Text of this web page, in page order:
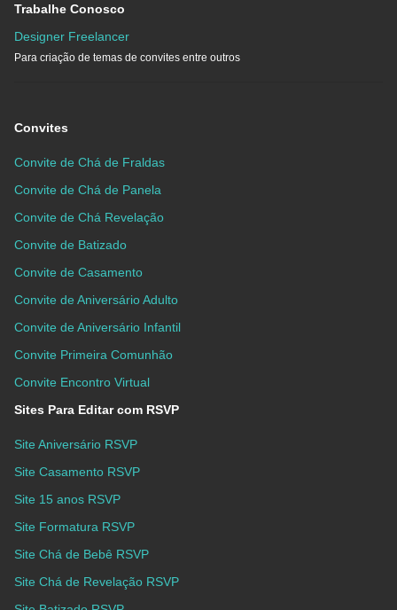
Trabalhe Conosco
Designer Freelancer
Para criação de temas de convites entre outros
Convites
Convite de Chá de Fraldas
Convite de Chá de Panela
Convite de Chá Revelação
Convite de Batizado
Convite de Casamento
Convite de Aniversário Adulto
Convite de Aniversário Infantil
Convite Primeira Comunhão
Convite Encontro Virtual
Sites Para Editar com RSVP
Site Aniversário RSVP
Site Casamento RSVP
Site 15 anos RSVP
Site Formatura RSVP
Site Chá de Bebê RSVP
Site Chá de Revelação RSVP